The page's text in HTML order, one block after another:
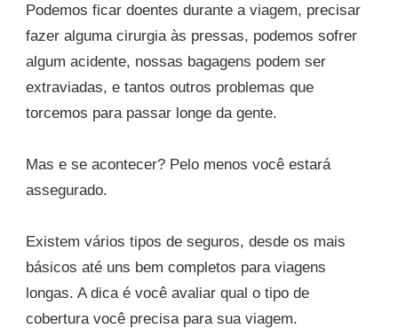
Podemos ficar doentes durante a viagem, precisar
fazer alguma cirurgia às pressas, podemos sofrer
algum acidente, nossas bagagens podem ser
extraviadas, e tantos outros problemas que
torcemos para passar longe da gente.
Mas e se acontecer? Pelo menos você estará
assegurado.
Existem vários tipos de seguros, desde os mais
básicos até uns bem completos para viagens
longas. A dica é você avaliar qual o tipo de
cobertura você precisa para sua viagem.